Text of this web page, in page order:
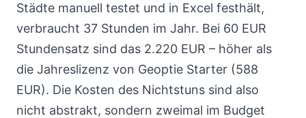
Städte manuell testet und in Excel festhält,
verbraucht 37 Stunden im Jahr. Bei 60 EUR
Stundensatz sind das 2.220 EUR – höher als
die Jahreslizenz von Geoptie Starter (588
EUR). Die Kosten des Nichtstuns sind also
nicht abstrakt, sondern zweimal im Budget